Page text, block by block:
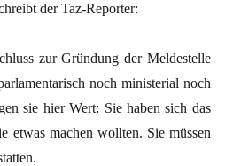
der Taz-Reporter:
zur Gründung der Meldestelle
noch ministerial noch
sie hier Wert: Sie haben sich das
etwas machen wollten. Sie müssen